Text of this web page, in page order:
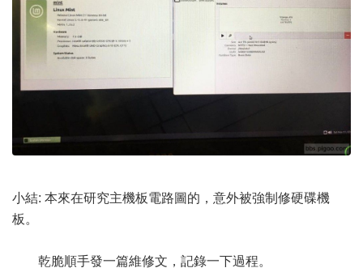
小結: 本來在研究主機板電路圖的，意外被強制修硬碟機
板。
乾脆順手發一篇維修文，記錄一下過程。